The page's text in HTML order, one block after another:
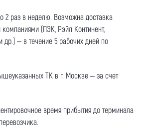
2 раз в неделю. Возможна доставка
(ПЭК, Рэйл Континент,
др.) – в течение 5 рабочих дней по
ТК в г. Москве – за счет
время прибытия до терминала